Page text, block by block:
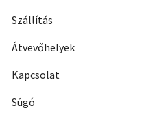
Szállítás
Átvevőhelyek
Kapcsolat
Súgó